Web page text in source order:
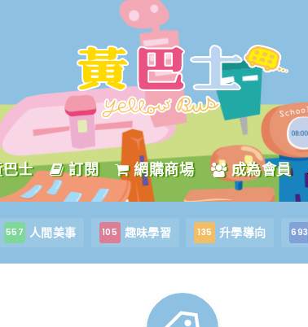
士 訂閱 網購商場 成為會員
557 人間美事 105 趣味學習 135 升學導向 693